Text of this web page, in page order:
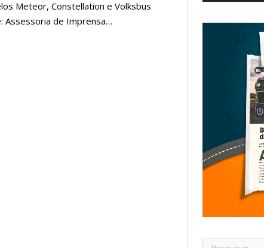
Meteor, Constellation e Volksbus
Assessoria de Imprensa…